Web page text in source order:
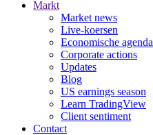
Markt
Market news
Live-koersen
Economische agenda
Corporate actions
Updates
Blog
US earnings season
Learn TradingView
Client sentiment
Contact